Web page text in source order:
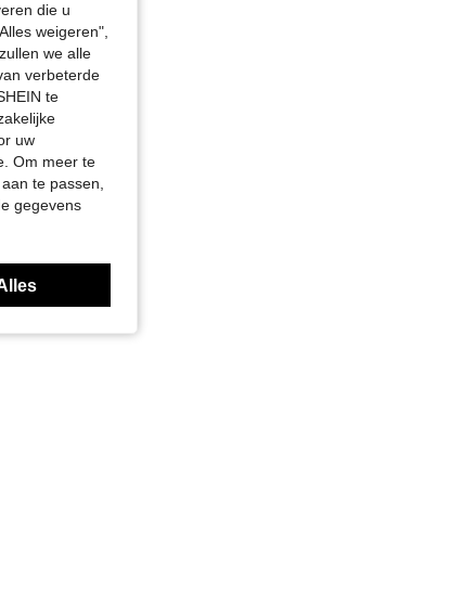
die u
weigeren",
we alle
verbeterde
te
uw
Om meer te
te passen,
gegevens